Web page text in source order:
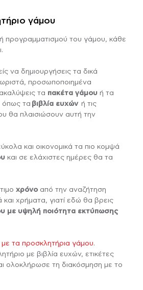
γάμου
προγραμματισμού του γάμου, κάθε
να δημιουργήσεις τα δικά
προσωποποιημένα
τα πακέτα γάμου ή τα
όπως τα βιβλία ευχών ή τις
θα πλαισιώσουν αυτή την
και οικονομικά τα πιο κομψά
και σε ελάχιστες ημέρες θα τα
χρόνοαπό την αναζήτηση
χρήματα, γιατί εδώ θα βρεις
με υψηλή ποιότητα εκτύπωσης
τα προσκλητήρια γάμου.
με βιβλία ευχών, ετικέτες
ολοκλήρωσε τη διακόσμηση με το